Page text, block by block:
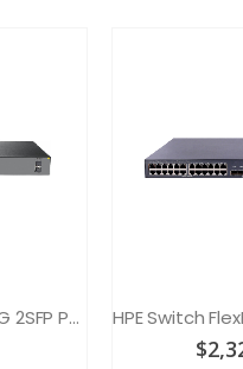
HPE Switch 1920S 24G 2SFP PoE+ 370W
$